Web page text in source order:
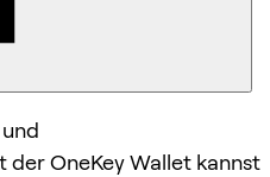
OneKey Wallet kannst